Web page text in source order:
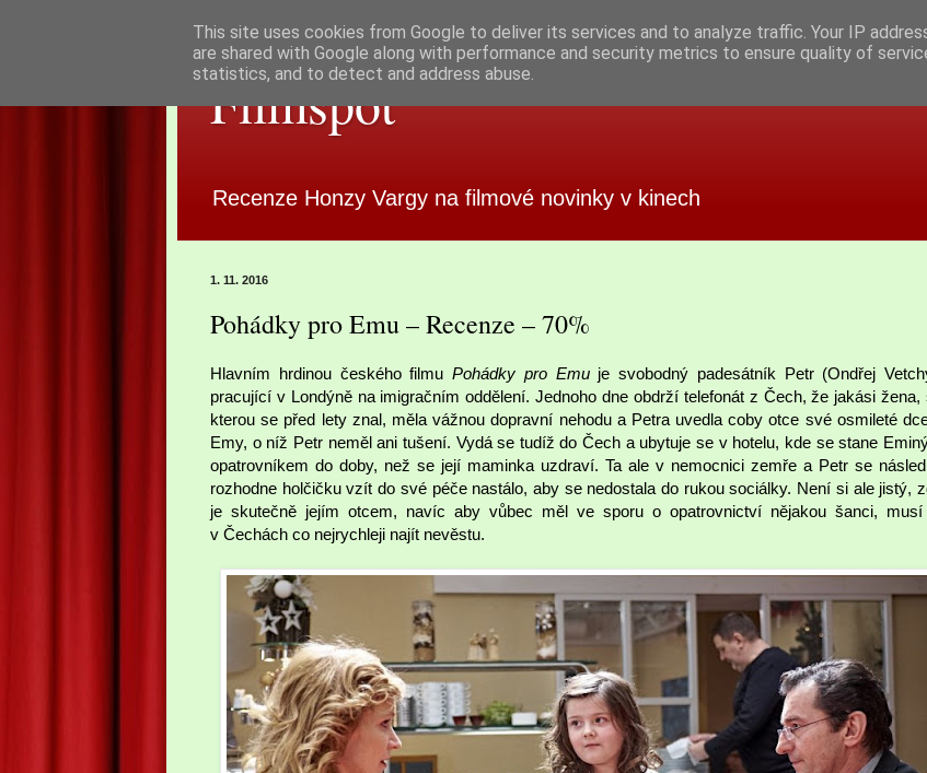
Filmspot
Recenze Honzy Vargy na filmové novinky v kinech
1. 11. 2016
Pohádky pro Emu – Recenze – 70%
Hlavním hrdinou českého filmu Pohádky pro Emuje svobodný padesátník Petr (Ondřej
pracující v Londýně na imigračním oddělení. Jednoho dne obdrží telefonát z Čech, že jakási žena,
kterou se před lety znal, měla vážnou dopravní nehodu a Petra uvedla coby otce své osmileté
Emy, o níž Petr neměl ani tušení. Vydá se tudíž do Čech a ubytuje se v hotelu, kde se stane
opatrovníkem do doby, než se její maminka uzdraví. Ta ale v nemocnici zemře a Petr se
rozhodne holčičku vzít do své péče nastálo, aby se nedostala do rukou sociálky. Není si ale jistý,
je skutečně jejím otcem, navíc aby vůbec měl ve sporu o opatrovnictví nějakou šanci,
v Čechách co nejrychleji najít nevěstu.
This site uses cookies from Google to deliver its services and to analyze traffic. Your IP
are shared with Google along with performance and security metrics to ensure quality of
statistics, and to detect and address abuse.